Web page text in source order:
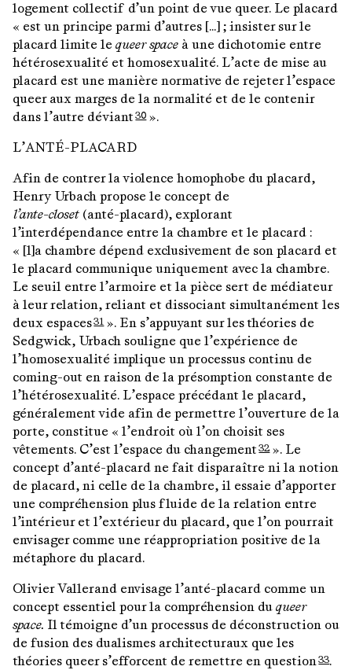
logement collectif d’un point de vue queer. Le placard
« est un principe parmi d’autres […] ; insister sur le
placard limite le queer space à une dichotomie entre
hétérosexualité et homosexualité. L’acte de mise au
placard est une manière normative de rejeter l’espace
queer aux marges de la normalité et de le contenir
dans l’autre déviant30».
L’ANTÉ-PLACARD
Afin de contrer la violence homophobe du placard,
Henry Urbach propose le concept de
l’ante-closet (anté-placard), explorant
l’interdépendance entre la chambre et le placard :
« [l]a chambre dépend exclusivement de son placard et
le placard communique uniquement avec la chambre.
Le seuil entre l’armoire et la pièce sert de médiateur
à leur relation, reliant et dissociant simultanément les
deux espaces31». En s’appuyant sur les théories de
Sedgwick, Urbach souligne que l’expérience de
l’homosexualité implique un processus continu de
coming-out en raison de la présomption constante de
l’hétérosexualité. L’espace précédant le placard,
généralement vide afin de permettre l’ouverture de la
porte, constitue « l’endroit où l’on choisit ses
vêtements. C’est l’espace du changement32». Le
concept d’anté-placard ne fait disparaître ni la notion
de placard, ni celle de la chambre, il essaie d’apporter
une compréhension plus fluide de la relation entre
l’intérieur et l’extérieur du placard, que l’on pourrait
envisager comme une réappropriation positive de la
métaphore du placard.
Olivier Vallerand envisage l’anté-placard comme un
concept essentiel pour la compréhension du queer
space. Il témoigne d’un processus de déconstruction ou
de fusion des dualismes architecturaux que les
théories queer s’efforcent de remettre en question33.